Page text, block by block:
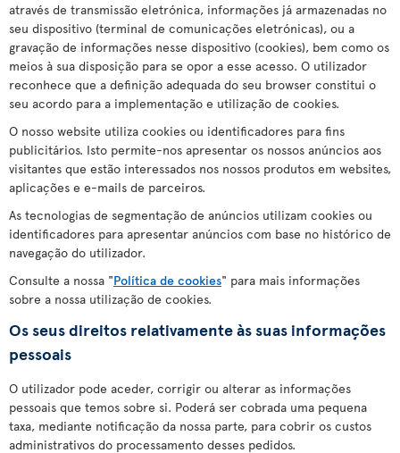
através de transmissão eletrónica, informações já armazenadas no
seu dispositivo (terminal de comunicações eletrónicas), ou a
gravação de informações nesse dispositivo (cookies), bem como os
meios à sua disposição para se opor a esse acesso. O utilizador
reconhece que a definição adequada do seu browser constitui o
seu acordo para a implementação e utilização de cookies.
O nosso website utiliza cookies ou identificadores para fins
publicitários. Isto permite-nos apresentar os nossos anúncios aos
visitantes que estão interessados nos nossos produtos em websites,
aplicações e e-mails de parceiros.
As tecnologias de segmentação de anúncios utilizam cookies ou
identificadores para apresentar anúncios com base no histórico de
navegação do utilizador.
Consulte a nossa "Política de cookies" para mais informações
sobre a nossa utilização de cookies.
Os seus direitos relativamente às suas informações
pessoais
O utilizador pode aceder, corrigir ou alterar as informações
pessoais que temos sobre si. Poderá ser cobrada uma pequena
taxa, mediante notificação da nossa parte, para cobrir os custos
administrativos do processamento desses pedidos.